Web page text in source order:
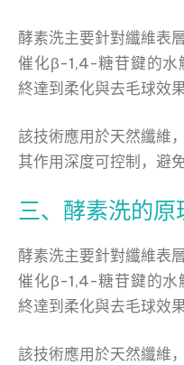
酵素洗主要針對纖維表
催化β-1,4-糖苷鍵的水
終達到柔化與去毛球效果
該技術應用於天然纖維
其作用深度可控制，避
三、酵素洗的原
酵素洗主要針對纖維表
催化β-1,4-糖苷鍵的水
終達到柔化與去毛球效果
該技術應用於天然纖維